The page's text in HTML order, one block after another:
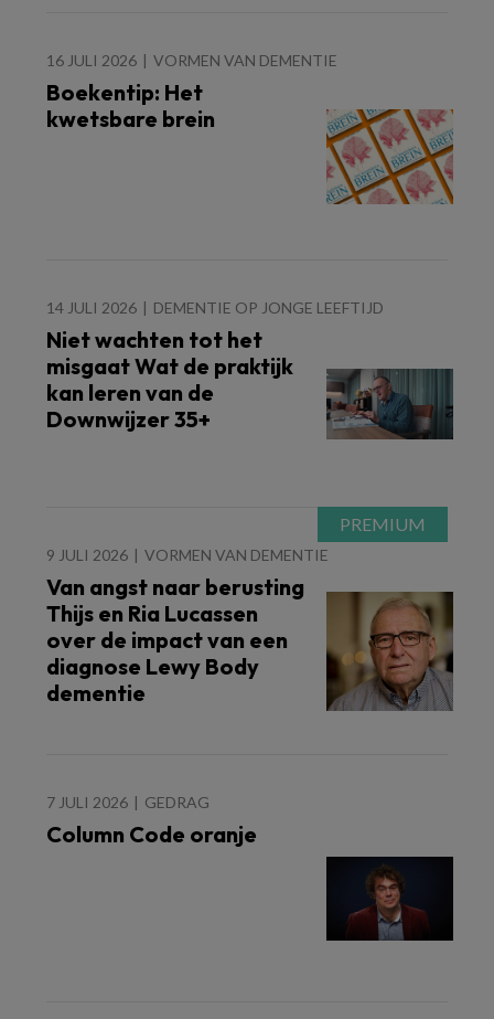
16 JULI 2026 VORMEN VAN DEMENTIE
Boekentip: Het
kwetsbare brein
14 JULI 2026 DEMENTIE OP JONGE LEEFTIJD
Niet wachten tot het
misgaat Wat de praktijk
kan leren van de
Downwijzer 35+
9 JULI 2026 VORMEN VAN DEMENTIE
Van angst naar berusting
Thijs en Ria Lucassen
over de impact van een
diagnose Lewy Body
dementie
7 JULI 2026 GEDRAG
Column Code oranje